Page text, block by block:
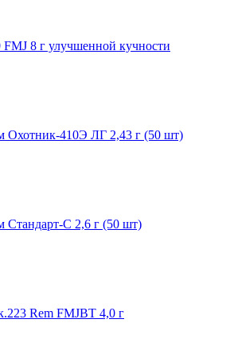
8 г улучшенной кучности
410Э ЛГ 2,43 г (50 шт)
С 2,6 г (50 шт)
Rem FMJBT 4,0 г